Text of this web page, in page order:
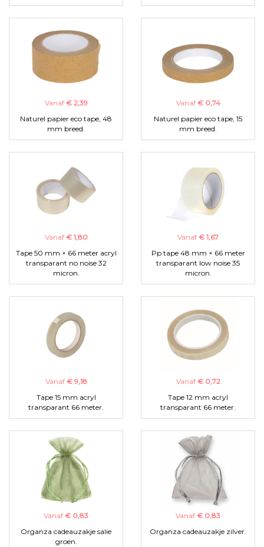
Vanaf € 2,39
Naturel papier eco tape, 48
mm breed.
Vanaf € 0,74
Naturel papier eco tape, 15
mm breed.
Vanaf € 1,80
Tape 50 mm × 66 meter acryl
transparant no noise 32
micron.
Vanaf € 1,67
Pp tape 48 mm × 66 meter
transparant low noise 35
micron.
Vanaf € 9,18
Tape 15 mm acryl
transparant 66 meter.
Vanaf € 0,72
Tape 12 mm acryl
transparant 66 meter.
Vanaf € 0,83
Organza cadeauzakje salie
groen.
Vanaf € 0,83
Organza cadeauzakje zilver.